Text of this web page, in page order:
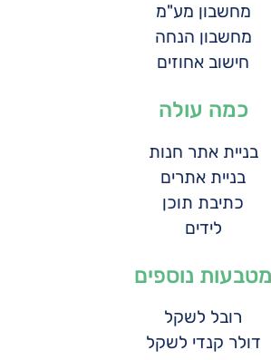
מחשבון מע"מ
מחשבון הנחה
חישוב אחוזים
כמה עולה
בניית אתר חנות
בניית אתרים
כתיבת תוכן
לידים
מטבעות נוספים
רובל לשקל
דולר קנדי לשקל